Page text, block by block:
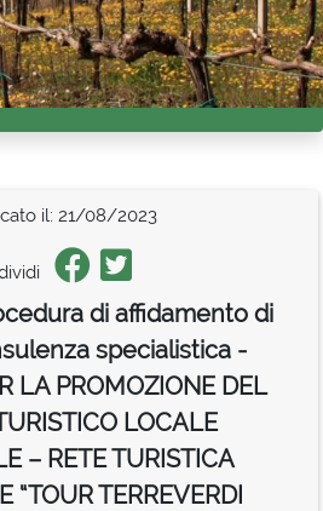
il: 21/08/2023
di affidamento di
specialistica -
LA PROMOZIONE DEL
LOCALE
– RETE TURISTICA
“TOUR TERREVERDI